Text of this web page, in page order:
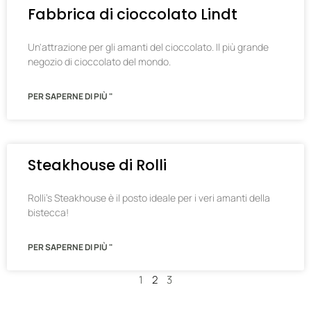
Fabbrica di cioccolato Lindt
Un'attrazione per gli amanti del cioccolato. Il più grande
negozio di cioccolato del mondo.
PER SAPERNE DI PIÙ "
Steakhouse di Rolli
Rolli's Steakhouse è il posto ideale per i veri amanti della
bistecca!
PER SAPERNE DI PIÙ "
1 2 3